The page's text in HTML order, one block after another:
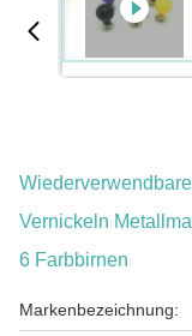
Vernickeln
6 Farbbirnen
Markenbezeichnung: